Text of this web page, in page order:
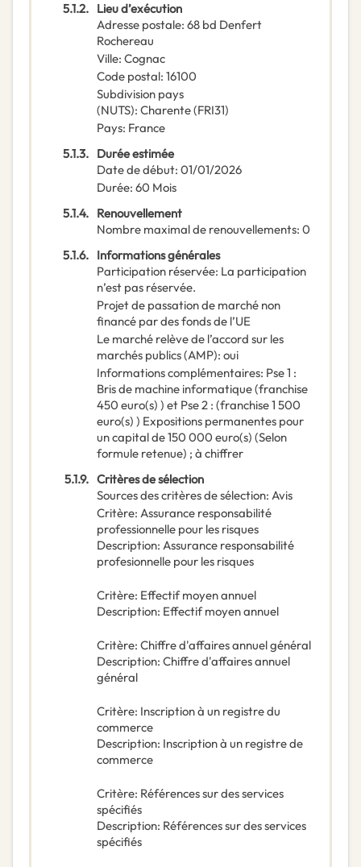
5.1.2. Lieu d’exécution
Adresse postale: 68 bd Denfert
Rochereau
Ville: Cognac
Code postal: 16100
Subdivision pays
(NUTS): Charente(FRI31)
Pays: France
5.1.3. Durée estimée
Date de début: 01/01/2026
Durée: 60 Mois
5.1.4. Renouvellement
Nombre maximal de renouvellements: 0
5.1.6. Informations générales
Participation réservée: La participation
n’est pas réservée.
Projet de passation de marché non
financé par des fonds de l’UE
Le marché relève de l’accord sur les
marchés publics (AMP): oui
Informations complémentaires: Pse 1 :
Bris de machine informatique (franchise
450 euro(s) ) et Pse 2 : (franchise 1 500
euro(s) ) Expositions permanentes pour
un capital de 150 000 euro(s) (Selon
formule retenue) ; à chiffrer
5.1.9. Critères de sélection
Sources des critères de sélection: Avis
Critère: Assurance responsabilité
professionnelle pour les risques
Description: Assurance responsabilité
profesionnelle pour les risques
Critère: Effectif moyen annuel
Description: Effectif moyen annuel
Critère: Chiffre d'affaires annuel général
Description: Chiffre d'affaires annuel
général
Critère: Inscription à un registre du
commerce
Description: Inscription à un registre de
commerce
Critère: Références sur des services
spécifiés
Description: Références sur des services
spécifiés